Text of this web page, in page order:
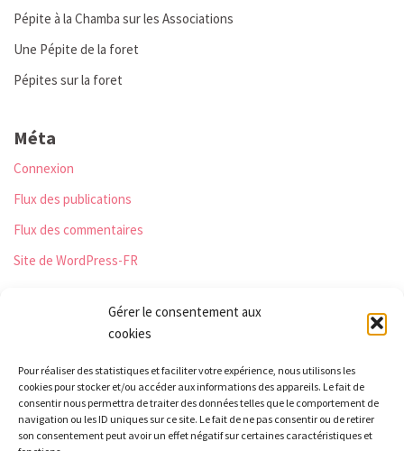
Gérer le consentement aux
cookies
Pour réaliser des statistiques et faciliter votre expérience, nous utilisons les
cookies pour stocker et/ou accéder aux informations des appareils. Le fait de
consentir nous permettra de traiter des données telles que le comportement de
navigation ou les ID uniques sur ce site. Le fait de ne pas consentir ou de retirer
son consentement peut avoir un effet négatif sur certaines caractéristiques et
Pépite à la Chamba sur les Associations
Une Pépite de la foret
Pépites sur la foret
Méta
Connexion
Flux des publications
Flux des commentaires
Site de WordPress-FR
Le Relais
21 rue Peurière
42440 Noirétable
contact[a]lesmontsquipetillent.org